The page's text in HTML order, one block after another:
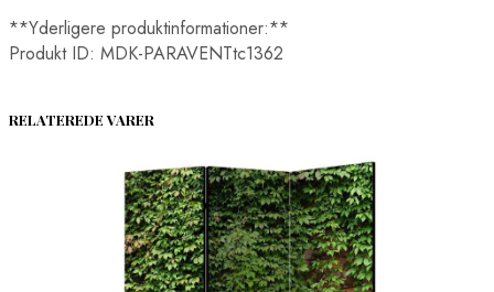
**Yderligere produktinformationer:**
Produkt ID: MDK-PARAVENTtc1362
RELATEREDE VARER